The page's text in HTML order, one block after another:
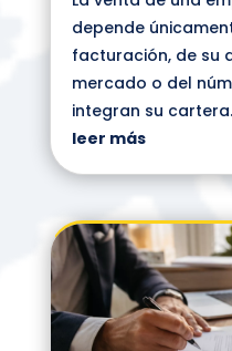
depende
facturación, de su
mercado o del
integran su
leer más